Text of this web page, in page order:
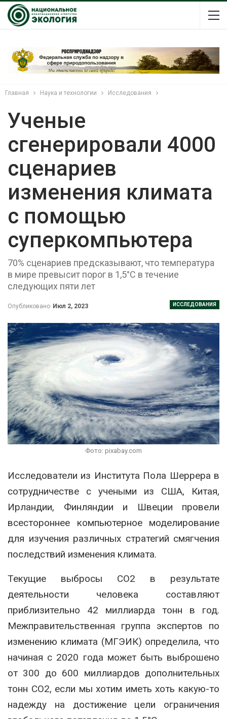
Главная Наука и технологии Исследования
Ученые
сгенерировали 4000
сценариев
изменения климата
с помощью
суперкомпьютера
70% сценариев предсказывают, что температура
в мире превысит порог в 1,5°C в течение
следующих пяти лет
ИССЛЕДОВАНИЯ
Опубликовано Июл 2, 2023
Фото: pixabay.com
Исследователи из Института Пола Шеррера в
сотрудничестве с учеными из США, Китая,
Ирландии, Финляндии и Швеции провели
всестороннее компьютерное моделирование
для изучения различных стратегий смягчения
последствий изменения климата.
Текущие выбросы CO2 в результате
деятельности человека составляют
приблизительно 42 миллиарда тонн в год.
Межправительственная группа экспертов по
изменению климата (МГЭИК) определила, что
начиная с 2020 года может быть выброшено
от 300 до 600 миллиардов дополнительных
тонн CO2, если мы хотим иметь хоть какую-то
надежду на достижение цели ограничения